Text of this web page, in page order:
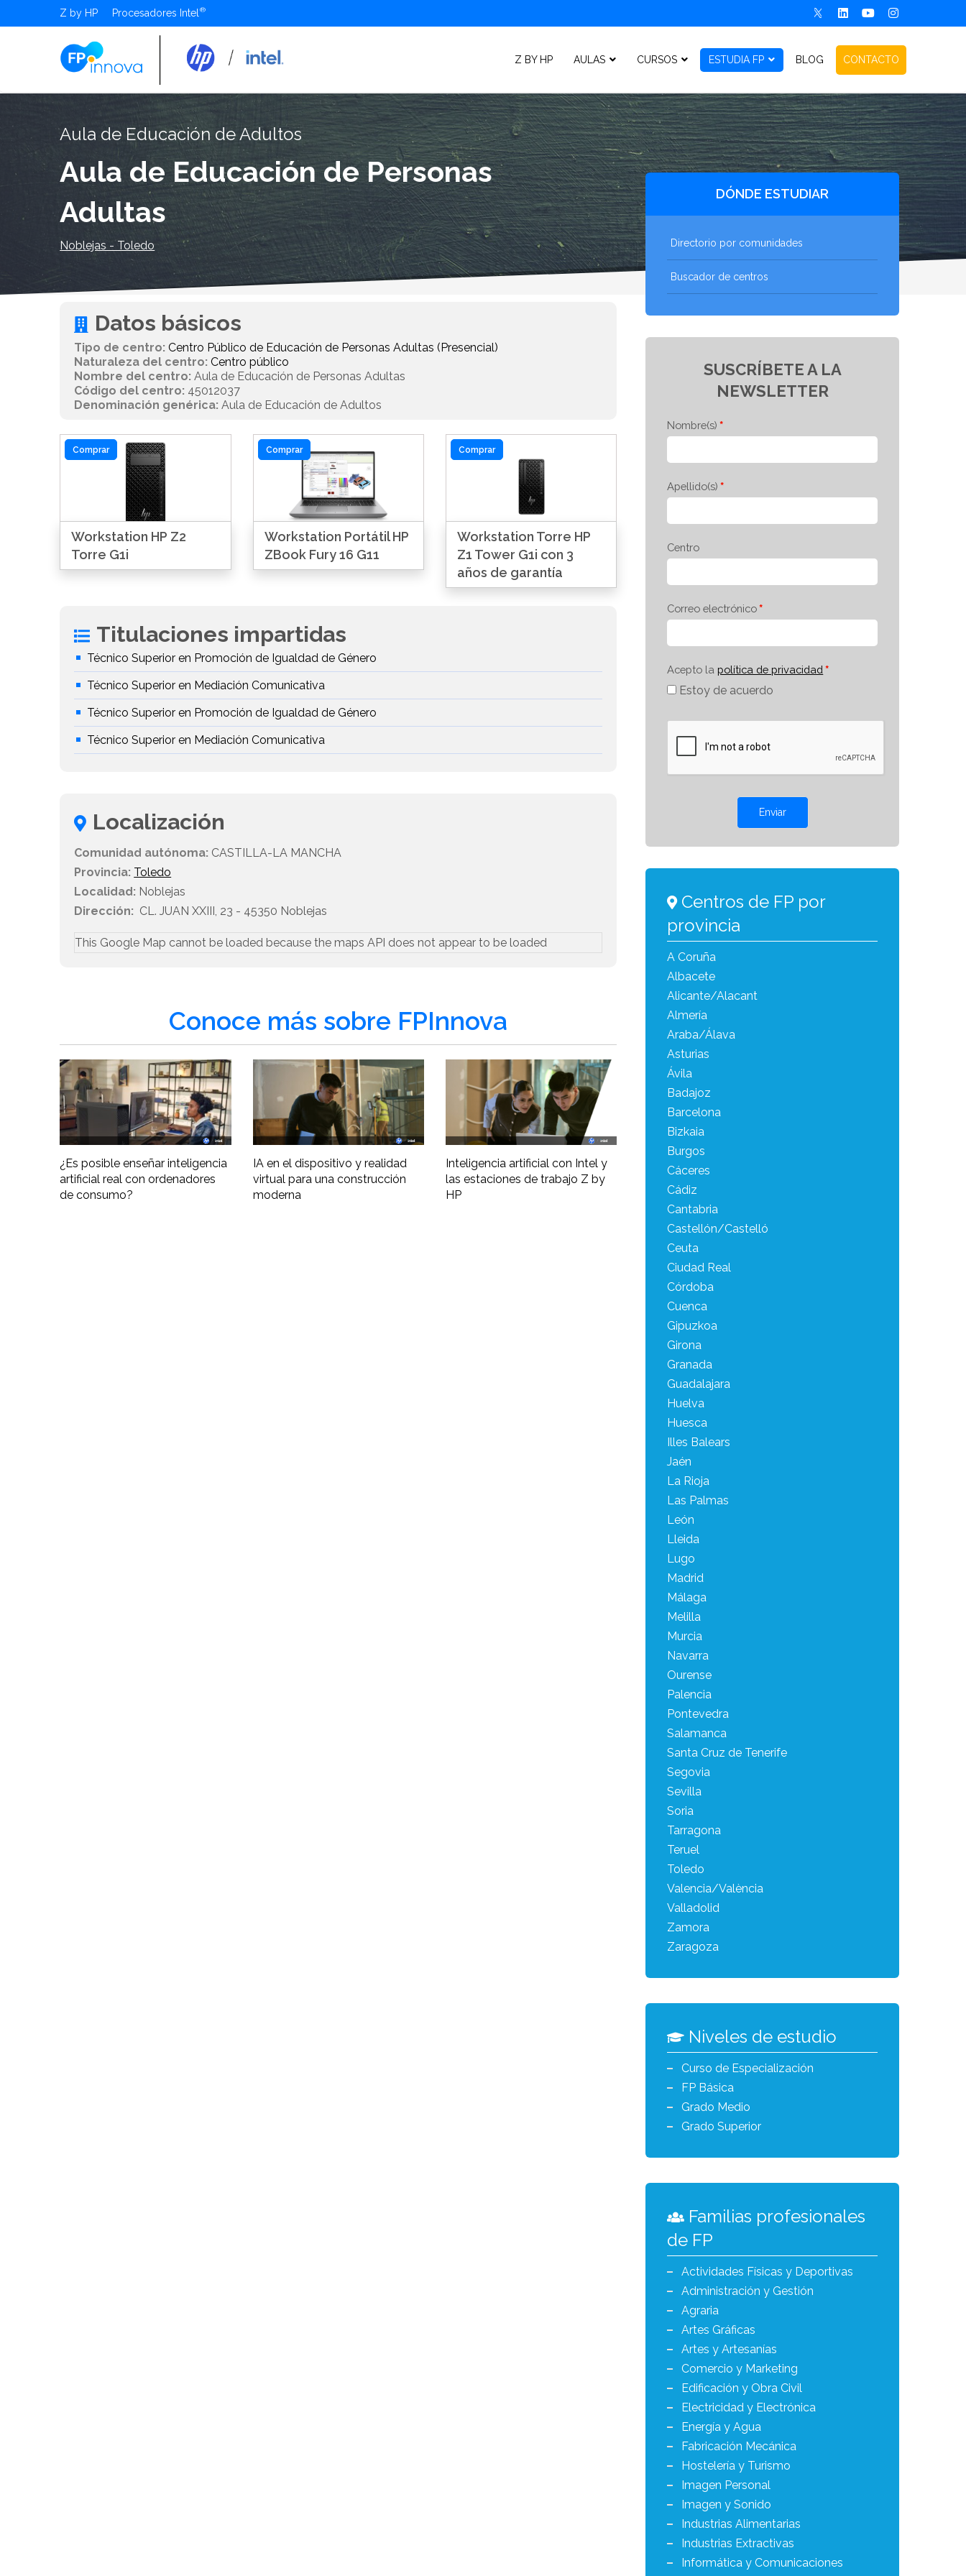
Z by HP Procesadores Intel
Z BY HP AULAS CURSOS ESTUDIA FP BLOG CONTACTO
Aula de Educación de Adultos
Aula de Educación de Personas
Adultas
Noblejas - Toledo
Datos básicos
Tipo de centro: Centro Público de Educación de Personas Adultas (Presencial)
Naturaleza del centro: Centro público
Nombre del centro: Aula de Educación de Personas Adultas
Código del centro: 45012037
Denominación genérica: Aula de Educación de Adultos
Comprar
Workstation HP Z2
Torre G1i
Comprar
Workstation Portátil HP
ZBook Fury 16 G11
Comprar
Workstation Torre HP
Z1 Tower G1i con 3
años de garantía
Titulaciones impartidas
Técnico Superior en Promoción de Igualdad de Género
Técnico Superior en Mediación Comunicativa
Técnico Superior en Promoción de Igualdad de Género
Técnico Superior en Mediación Comunicativa
Localización
Comunidad autónoma: CASTILLA-LA MANCHA
Provincia: Toledo
Localidad: Noblejas
Dirección: CL. JUAN XXIII, 23 - 45350 Noblejas
This Google Map cannot be loaded because the maps API does not appear to be loaded
Conoce más sobre FPInnova
¿Es posible enseñar inteligencia
artificial real con ordenadores
de consumo?
IA en el dispositivo y realidad
virtual para una construcción
moderna
Inteligencia artificial con Intel y
las estaciones de trabajo Z by
HP
DÓNDE ESTUDIAR
Directorio por comunidades
Buscador de centros
SUSCRÍBETE A LA
NEWSLETTER
Nombre(s)
Apellido(s)
Centro
Correo electrónico
Acepto la política de privacidad
Estoy de acuerdo
Enviar
Centros de FP por
provincia
A Coruña
Albacete
Alicante/Alacant
Almería
Araba/Álava
Asturias
Ávila
Badajoz
Barcelona
Bizkaia
Burgos
Cáceres
Cádiz
Cantabria
Castellón/Castelló
Ceuta
Ciudad Real
Córdoba
Cuenca
Gipuzkoa
Girona
Granada
Guadalajara
Huelva
Huesca
Illes Balears
Jaén
La Rioja
Las Palmas
León
Lleida
Lugo
Madrid
Málaga
Melilla
Murcia
Navarra
Ourense
Palencia
Pontevedra
Salamanca
Santa Cruz de Tenerife
Segovia
Sevilla
Soria
Tarragona
Teruel
Toledo
Valencia/València
Valladolid
Zamora
Zaragoza
Niveles de estudio
Curso de Especialización
FP Básica
Grado Medio
Grado Superior
Familias profesionales
de FP
Actividades Físicas y Deportivas
Administración y Gestión
Agraria
Artes Gráficas
Artes y Artesanías
Comercio y Marketing
Edificación y Obra Civil
Electricidad y Electrónica
Energía y Agua
Fabricación Mecánica
Hostelería y Turismo
Imagen Personal
Imagen y Sonido
Industrias Alimentarias
Industrias Extractivas
Informática y Comunicaciones